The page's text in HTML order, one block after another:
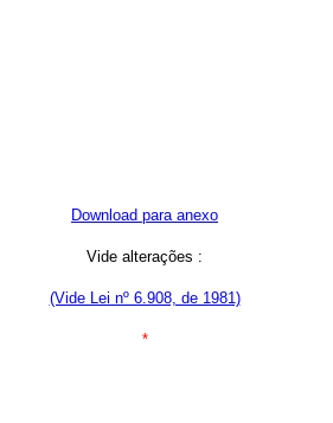
Download para anexo
Vide alterações :
(Vide Lei nº 6.908, de 1981)
*